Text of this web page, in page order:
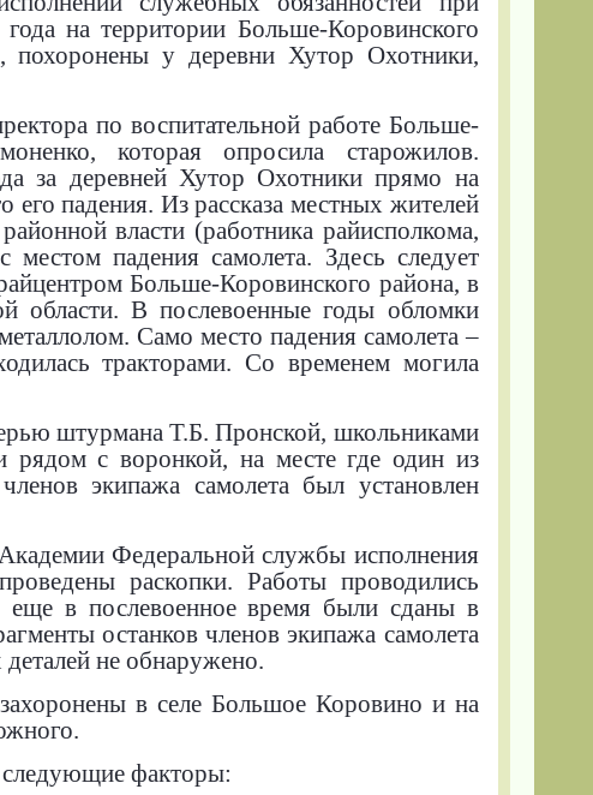
на территории Больше-Коровинского
похоронены у деревни Хутор Охотники,
по воспитательной работе Больше-
которая опросила старожилов.
за деревней Хутор Охотники прямо на
его падения. Из рассказа местных жителей
власти (работника райисполкома,
падения самолета. Здесь следует
Больше-Коровинского района, в
области. В послевоенные годы обломки
Само место падения самолета –
тракторами. Со временем могила
штурмана Т.Б. Пронской, школьниками
с воронкой, на месте где один из
экипажа самолета был установлен
Федеральной службы исполнения
раскопки. Работы проводились
еще в послевоенное время были сданы в
останков членов экипажа самолета
не обнаружено.
в селе Большое Коровино и на
следующие факторы: